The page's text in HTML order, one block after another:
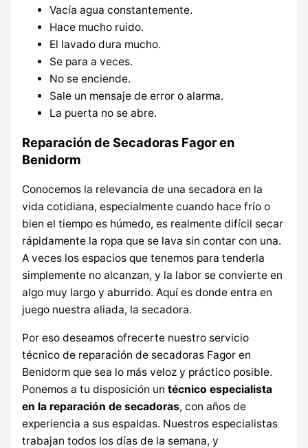
Vacía agua constantemente.
Hace mucho ruido.
El lavado dura mucho.
Se para a veces.
No se enciende.
Sale un mensaje de error o alarma.
La puerta no se abre.
Reparación de Secadoras Fagor en
Benidorm
Conocemos la relevancia de una secadora en la
vida cotidiana, especialmente cuando hace frío o
bien el tiempo es húmedo, es realmente difícil secar
rápidamente la ropa que se lava sin contar con una.
A veces los espacios que tenemos para tenderla
simplemente no alcanzan, y la labor se convierte en
algo muy largo y aburrido. Aquí es donde entra en
juego nuestra aliada, la secadora.
Por eso deseamos ofrecerte nuestro servicio
técnico de reparación de secadoras Fagor en
Benidorm que sea lo más veloz y práctico posible.
Ponemos a tu disposición un técnico especialista
en la reparación de secadoras, con años de
experiencia a sus espaldas. Nuestros especialistas
trabajan todos los días de la semana, y